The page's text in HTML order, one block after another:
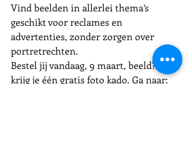
Vind beelden in allerlei thema’s
geschikt voor reclames en
advertenties, zonder zorgen over
portretrechten.
Bestel jij vandaag, 9 maart, beeld? Dan
krijg je één gratis foto kado. Ga naar: